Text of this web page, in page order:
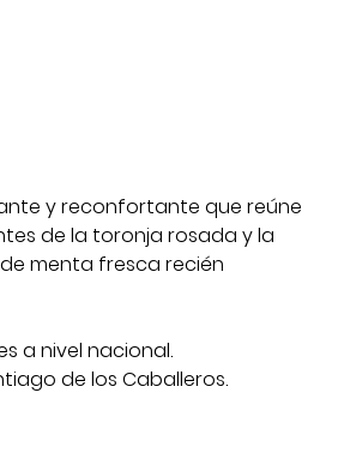
y reconfortante que reúne
de la toronja rosada y la
menta fresca recién
a nivel nacional.
de los Caballeros.